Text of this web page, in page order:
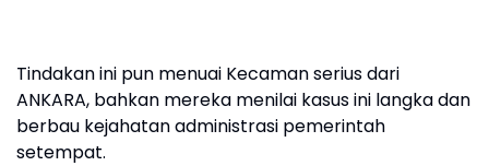
Tindakan ini pun menuai Kecaman serius dari
ANKARA, bahkan mereka menilai kasus ini langka dan
berbau kejahatan administrasi pemerintah
setempat.